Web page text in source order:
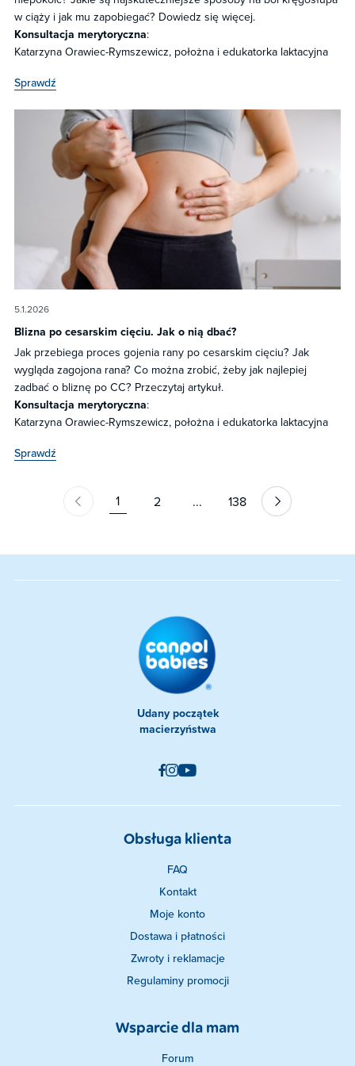
w ciąży i jak mu zapobiegać? Dowiedz się więcej.
Konsultacja merytoryczna:
Katarzyna Orawiec-Rymszewicz, położna i edukatorka laktacyjna
Sprawdź
5.1.2026
Blizna po cesarskim cięciu. Jak o nią dbać?
Jak przebiega proces gojenia rany po cesarskim cięciu? Jak
wygląda zagojona rana? Co można zrobić, żeby jak najlepiej
zadbać o bliznę po CC? Przeczytaj artykuł.
Konsultacja merytoryczna:
Katarzyna Orawiec-Rymszewicz, położna i edukatorka laktacyjna
Sprawdź
1 2 ... 138
Udany początek
macierzyństwa
Obsługa klienta
FAQ
Kontakt
Moje konto
Dostawa i płatności
Zwroty i reklamacje
Regulaminy promocji
Wsparcie dla mam
Forum